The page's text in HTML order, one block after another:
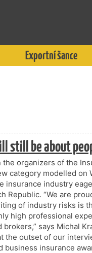
Exportní šance
still be about
the organizers of the
category modelled on
insurance industry
Republic. “We are
of industry risks is
high professional
says Michal
the outset of our
business insurance